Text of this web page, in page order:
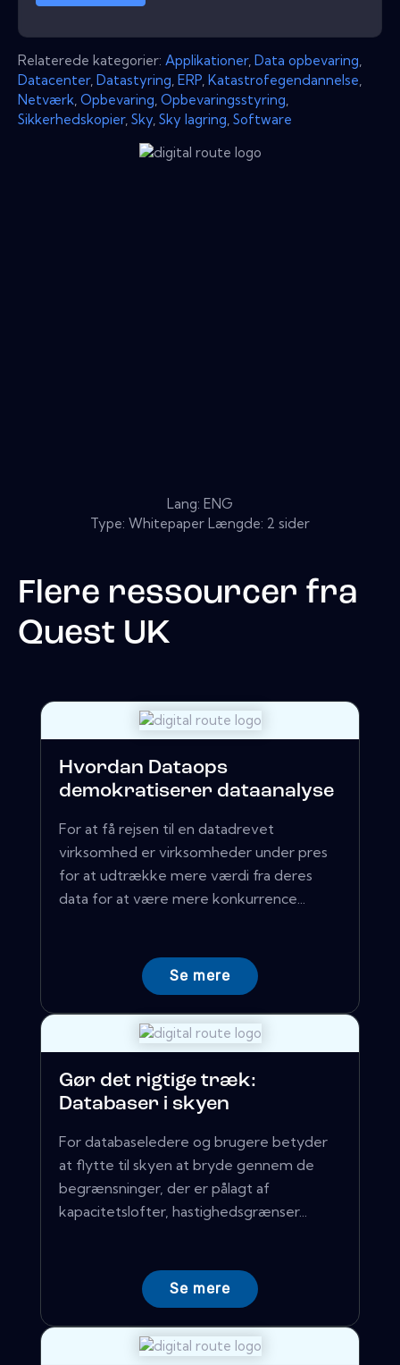
Relaterede kategorier: Applikationer, Data opbevaring
Datacenter, Datastyring ERP Katastrofegendannelse
Netværk Opbevaring Opbevaringsstyring
Sikkerhedskopier, Sky Sky lagring Software
Lang: ENG
Type: Whitepaper Længde: 2 sider
Flere ressourcer fra
Quest UK
Hvordan Dataops
demokratiserer dataanalyse
For at få rejsen til en datadrevet
virksomhed er virksomheder under pres
for at udtrække mere værdi fra deres
data for at være mere konkurrence...
Se mere
Gør det rigtige træk:
Databaser i skyen
For databaseledere og brugere betyder
at flytte til skyen at bryde gennem de
begrænsninger, der er pålagt af
kapacitetslofter, hastighedsgrænser...
Se mere